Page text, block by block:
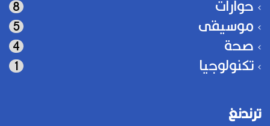
8
موسيقى 5
صحة 4
تكنولوجيا 1
ترندنغ